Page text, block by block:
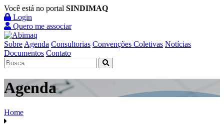
Você está no portal SINDIMAQ
Login
Quero me associar
Sobre Agenda Consultorias Convenções Coletivas Notícias
Documentos Contato
Agenda
Home